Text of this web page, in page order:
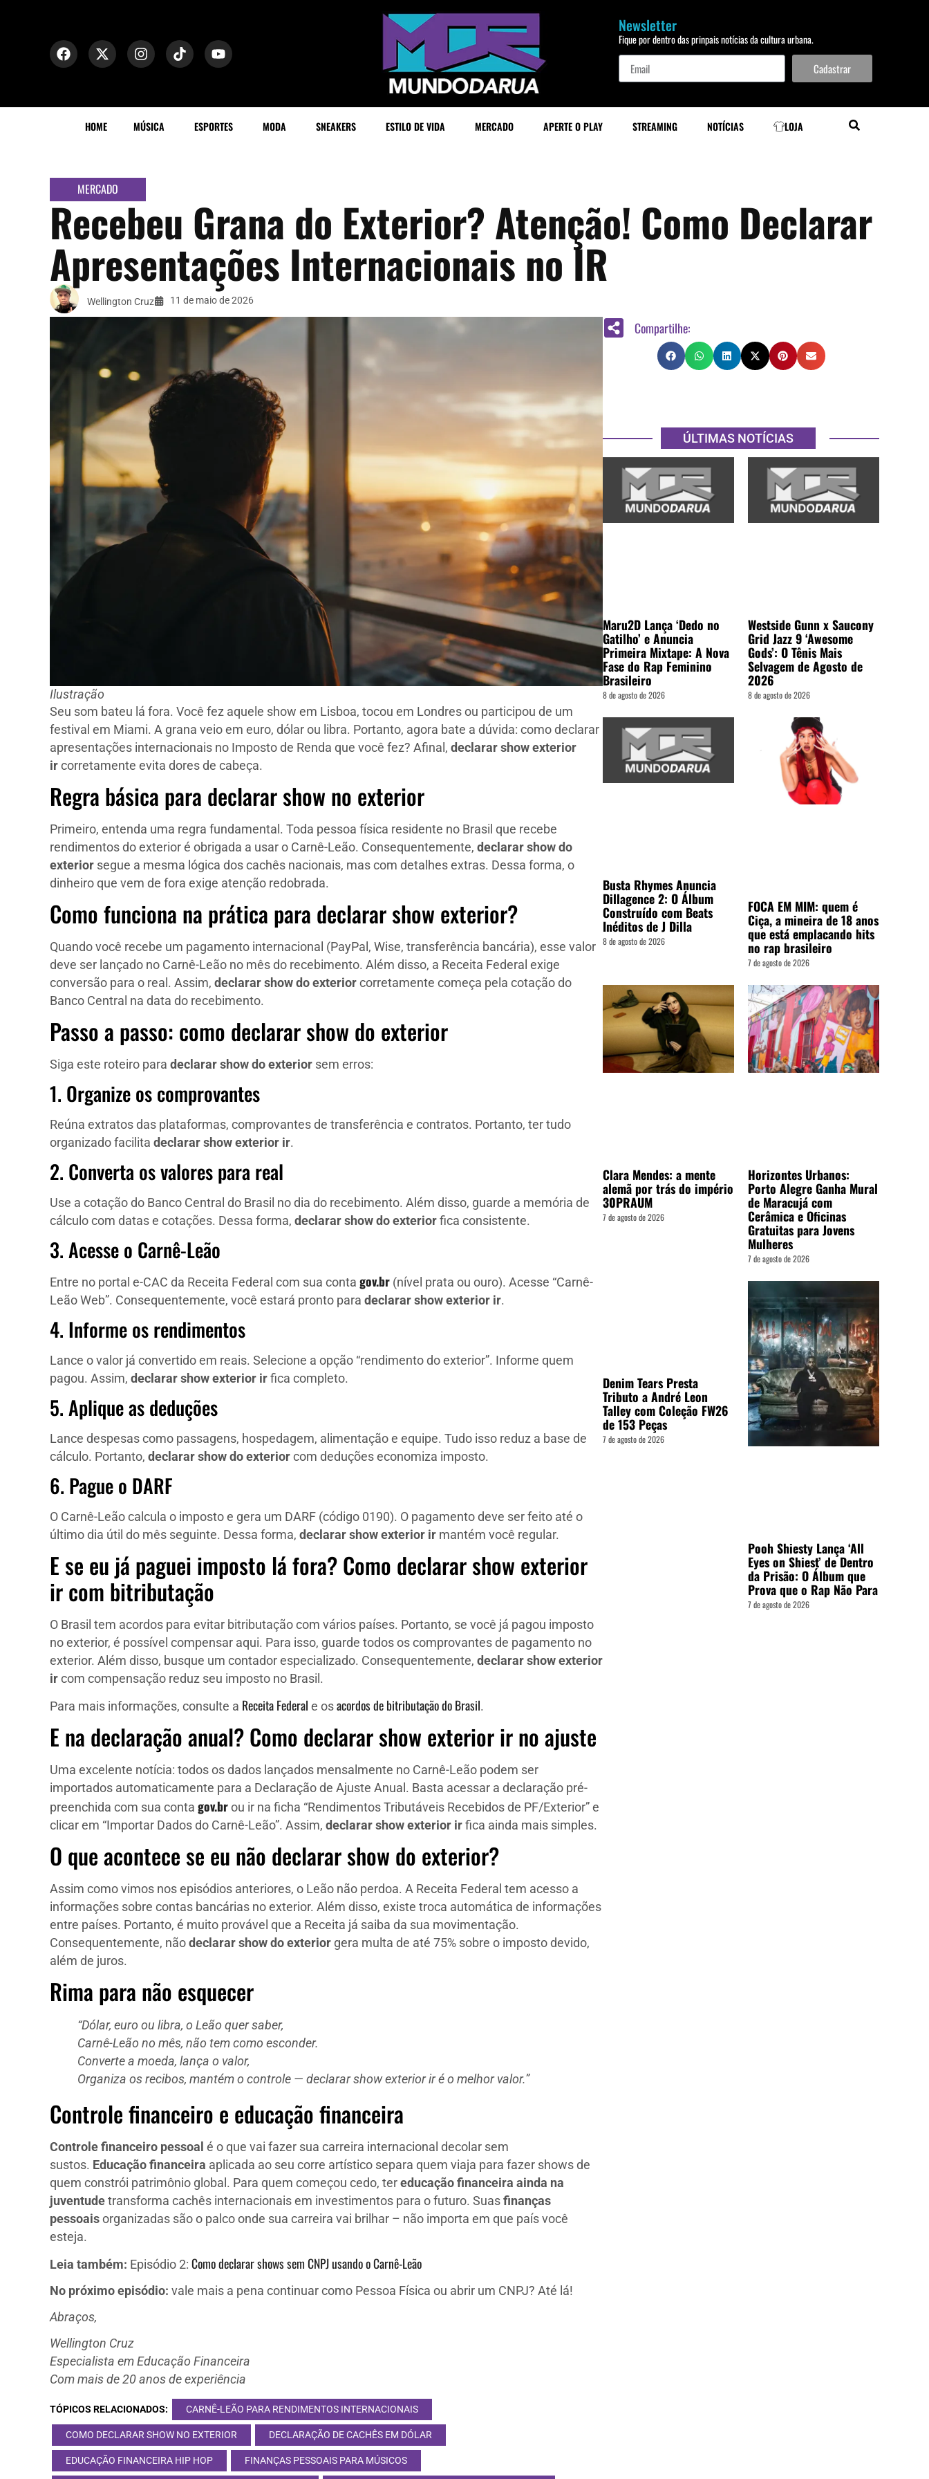
Newsletter
Fique por dentro das prinpais notícias da cultura urbana.
Cadastrar
HOME MÚSICA ESPORTES MODA SNEAKERS ESTILO DE VIDA MERCADO APERTE O PLAY STREAMING NOTÍCIAS LOJA
MERCADO
Recebeu Grana do Exterior? Atenção! Como Declarar
Apresentações Internacionais no IR
Wellington Cruz 11 de maio de 2026
Ilustração
Seu som bateu lá fora. Você fez aquele show em Lisboa, tocou em Londres ou participou de um
festival em Miami. A grana veio em euro, dólar ou libra. Portanto, agora bate a dúvida: como declarar
apresentações internacionais no Imposto de Renda que você fez? Afinal, declarar show exterior
ir corretamente evita dores de cabeça.
Regra básica para declarar show no exterior
Primeiro, entenda uma regra fundamental. Toda pessoa física residente no Brasil que recebe
rendimentos do exterior é obrigada a usar o Carnê-Leão. Consequentemente, declarar show do
exterior segue a mesma lógica dos cachês nacionais, mas com detalhes extras. Dessa forma, o
dinheiro que vem de fora exige atenção redobrada.
Como funciona na prática para declarar show exterior?
Quando você recebe um pagamento internacional (PayPal, Wise, transferência bancária), esse valor
deve ser lançado no Carnê-Leão no mês do recebimento. Além disso, a Receita Federal exige
conversão para o real. Assim, declarar show do exterior corretamente começa pela cotação do
Banco Central na data do recebimento.
Passo a passo: como declarar show do exterior
Siga este roteiro para declarar show do exterior sem erros:
1. Organize os comprovantes
Reúna extratos das plataformas, comprovantes de transferência e contratos. Portanto, ter tudo
organizado facilita declarar show exterior ir.
2. Converta os valores para real
Use a cotação do Banco Central do Brasil no dia do recebimento. Além disso, guarde a memória de
cálculo com datas e cotações. Dessa forma, declarar show do exterior fica consistente.
3. Acesse o Carnê-Leão
Entre no portal e-CAC da Receita Federal com sua conta gov.br (nível prata ou ouro). Acesse “Carnê-
Leão Web”. Consequentemente, você estará pronto para declarar show exterior ir.
4. Informe os rendimentos
Lance o valor já convertido em reais. Selecione a opção “rendimento do exterior”. Informe quem
pagou. Assim, declarar show exterior ir fica completo.
5. Aplique as deduções
Lance despesas como passagens, hospedagem, alimentação e equipe. Tudo isso reduz a base de
cálculo. Portanto, declarar show do exterior com deduções economiza imposto.
6. Pague o DARF
O Carnê-Leão calcula o imposto e gera um DARF (código 0190). O pagamento deve ser feito até o
último dia útil do mês seguinte. Dessa forma, declarar show exterior ir mantém você regular.
E se eu já paguei imposto lá fora? Como declarar show exterior
ir com bitributação
O Brasil tem acordos para evitar bitributação com vários países. Portanto, se você já pagou imposto
no exterior, é possível compensar aqui. Para isso, guarde todos os comprovantes de pagamento no
exterior. Além disso, busque um contador especializado. Consequentemente, declarar show exterior
ir com compensação reduz seu imposto no Brasil.
Para mais informações, consulte a Receita Federal e os acordos de bitributação do Brasil.
E na declaração anual? Como declarar show exterior ir no ajuste
Uma excelente notícia: todos os dados lançados mensalmente no Carnê-Leão podem ser
importados automaticamente para a Declaração de Ajuste Anual. Basta acessar a declaração pré-
preenchida com sua conta gov.br ou ir na ficha “Rendimentos Tributáveis Recebidos de PF/Exterior” e
clicar em “Importar Dados do Carnê-Leão”. Assim, declarar show exterior ir fica ainda mais simples.
O que acontece se eu não declarar show do exterior?
Assim como vimos nos episódios anteriores, o Leão não perdoa. A Receita Federal tem acesso a
informações sobre contas bancárias no exterior. Além disso, existe troca automática de informações
entre países. Portanto, é muito provável que a Receita já saiba da sua movimentação.
Consequentemente, não declarar show do exterior gera multa de até 75% sobre o imposto devido,
além de juros.
Rima para não esquecer
“Dólar, euro ou libra, o Leão quer saber,
Carnê-Leão no mês, não tem como esconder.
Converte a moeda, lança o valor,
Organiza os recibos, mantém o controle — declarar show exterior ir é o melhor valor.”
Controle financeiro e educação financeira
Controle financeiro pessoal é o que vai fazer sua carreira internacional decolar sem
sustos. Educação financeira aplicada ao seu corre artístico separa quem viaja para fazer shows de
quem constrói patrimônio global. Para quem começou cedo, ter educação financeira ainda na
juventude transforma cachês internacionais em investimentos para o futuro. Suas finanças
pessoais organizadas são o palco onde sua carreira vai brilhar – não importa em que país você
esteja.
Leia também: Episódio 2: Como declarar shows sem CNPJ usando o Carnê-Leão
No próximo episódio: vale mais a pena continuar como Pessoa Física ou abrir um CNPJ? Até lá!
Abraços,
Wellington Cruz
Especialista em Educação Financeira
Com mais de 20 anos de experiência
TÓPICOS RELACIONADOS: CARNÊ-LEÃO PARA RENDIMENTOS INTERNACIONAIS
COMO DECLARAR SHOW NO EXTERIOR DECLARAÇÃO DE CACHÊS EM DÓLAR
EDUCAÇÃO FINANCEIRA HIP HOP FINANÇAS PESSOAIS PARA MÚSICOS
Compartilhe:
ÚLTIMAS NOTÍCIAS
Maru2D Lança ‘Dedo no
Gatilho’ e Anuncia
Primeira Mixtape: A Nova
Fase do Rap Feminino
Brasileiro
8 de agosto de 2026
Westside Gunn x Saucony
Grid Jazz 9 ‘Awesome
Gods’: O Tênis Mais
Selvagem de Agosto de
2026
8 de agosto de 2026
Busta Rhymes Anuncia
Dillagence 2: O Álbum
Construído com Beats
Inéditos de J Dilla
8 de agosto de 2026
FOCA EM MIM: quem é
Ciça, a mineira de 18 anos
que está emplacando hits
no rap brasileiro
7 de agosto de 2026
Clara Mendes: a mente
alemã por trás do império
30PRAUM
7 de agosto de 2026
Horizontes Urbanos:
Porto Alegre Ganha Mural
de Maracujá com
Cerâmica e Oficinas
Gratuitas para Jovens
Mulheres
7 de agosto de 2026
Denim Tears Presta
Tributo a André Leon
Talley com Coleção FW26
de 153 Peças
7 de agosto de 2026
Pooh Shiesty Lança ‘All
Eyes on Shiest’ de Dentro
da Prisão: O Álbum que
Prova que o Rap Não Para
7 de agosto de 2026